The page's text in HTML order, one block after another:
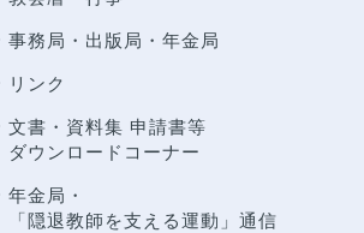
事務局・出版局・年金局
リンク
文書・資料集 申請書等
ダウンロードコーナー
年金局・
「隠退教師を支える運動」通信